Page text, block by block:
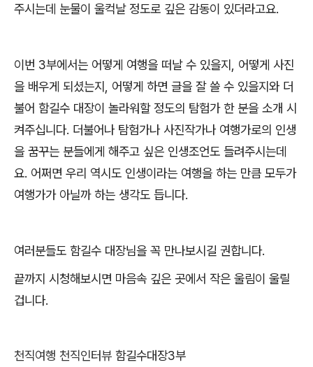
주시는데 눈물이 울컥날 정도로 깊은 감동이 있더라고요.
이번 3부에서는 어떻게 여행을 떠날 수 있을지 어떻게 사진
을 배우게 되셨는지 어떻게 하면 글을 잘 쓸 수 있을지와 더
불어 함길수 대장이 놀라워할 정도의 탐험가 한 분을 소개 시
켜주십니다. 더불어나 탐험가나 사진작가나 여행가로의 인생
을 꿈꾸는 분들에게 해주고 싶은 인생조언도 들려주시는데
요. 어쩌면 우리 역시도 인생이라는 여행을 하는 만큼 모두가
여행가가 아닐까 하는 생각도 듭니다.
여러분들도 함길수 대장님을 꼭 만나보시길 권합니다.
끝까지 시청해보시면 마음속 깊은 곳에서 작은 울림이 울릴
겁니다.
천직여행 천직인터뷰 함길수대장3부